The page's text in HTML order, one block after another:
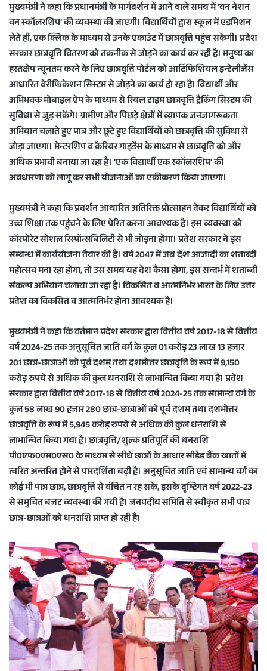
मुख्यमंत्री ने कहा कि प्रधानमंत्री के मार्गदर्शन में आने वाले समय में ‘वन नेशन
वन स्कॉलरशिप’ की व्यवस्था की जाएगी। विद्यार्थियों द्वारा स्कूल में एडमिशन
लेते ही, एक क्लिक के माध्यम से उनके एकाउंट में छात्रवृत्ति पहुंच सकेगी। प्रदेश
सरकार छात्रवृत्ति वितरण को तकनीक से जोड़ने का कार्य कर रही है। मनुष्य का
हस्तक्षेप न्यूनतम करने के लिए छात्रवृत्ति पोर्टल को आर्टिफिशियल इन्टेलीजेंस
आधारित वेरीफिकेशन सिस्टम से जोड़ने का कार्य हो रहा है। विद्यार्थी और
अभिभवक मोबाइल ऐप के माध्यम से रियल टाइम छात्रवृत्ति ट्रैकिंग सिस्टम की
सुविधा से जुड़ सकेंगे। ग्रामीण और पिछड़े क्षेत्रों में व्यापक जनजागरूकता
अभियान चलाते हुए पात्र और छूटे हुए विद्यार्थियों को छात्रवृत्ति की सुविधा से
जोड़ा जाएगा। मेन्टरशिप व कैरियर गाइडेंस के माध्यम से छात्रवृत्ति को और
अधिक प्रभावी बनाया जा रहा है। ‘एक विद्यार्थी एक स्कॉलरशिप’ की
अवधारणा को लागू कर सभी योजनाओं का एकीकरण किया जाएगा।
मुख्यमंत्री ने कहा कि प्रदर्शन आधारित अतिरिक्त प्रोत्साहन देकर विद्यार्थियों को
उच्च शिक्षा तक पहुंचने के लिए प्रेरित करना आवश्यक है। इस व्यवस्था को
कॉरपोरेट सोशल रिस्पॉन्सबिलिटी से भी जोड़ना होगा। प्रदेश सरकार ने इस
सम्बन्ध में कार्ययोजना तैयार की है। वर्ष 2047 में जब देश आजादी का शताब्दी
महोत्सव मना रहा होगा, तो उस समय यह देश कैसा होगा, इस सन्दर्भ में शताब्दी
संकल्प अभियान चलाया जा रहा है। विकसित व आत्मनिर्भर भारत के लिए उत्तर
प्रदेश का विकसित व आत्मनिर्भर होना आवश्यक है।
मुख्यमंत्री ने कहा कि वर्तमान प्रदेश सरकार द्वारा वित्तीय वर्ष 2017-18 से वित्तीय
वर्ष 2024-25 तक अनुसूचित जाति वर्ग के कुल 01 करोड़ 23 लाख 13 हजार
201 छात्र-छात्राओं को पूर्व दशम् तथा दशमोत्तर छात्रवृत्ति के रूप में 9,150
करोड़ रुपये से अधिक की कुल धनराशि से लाभान्वित किया गया है। प्रदेश
सरकार द्वारा वित्तीय वर्ष 2017-18 से वित्तीय वर्ष 2024-25 तक सामान्य वर्ग के
कुल 58 लाख 90 हजार 280 छात्र-छात्राओं को पूर्व दशम् तथा दशमोत्तर
छात्रवृत्ति के रूप में 5,945 करोड़ रुपये से अधिक की कुल धनराशि से
लाभान्वित किया गया है। छात्रवृत्ति/शुल्क प्रतिपूर्ति की धनराशि
पी0एफ0एम0एस0 के माध्यम से सीधे छात्रों के आधार सीडेड बैंक खातों में
त्वरित अन्तरित होने से पारदर्शिता बढ़ी है। अनुसूचित जाति एवं सामान्य वर्ग का
कोई भी पात्र छात्र, छात्रवृत्ति से वंचित न रह सके, इसके दृष्टिगत वर्ष 2022-23
से समुचित बजट व्यवस्था की गयी है। जनपदीय समिति से स्वीकृत सभी पात्र
छात्र-छात्रओं को धनराशि प्राप्त हो रही है।